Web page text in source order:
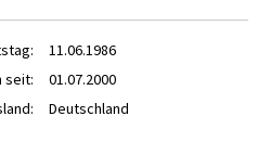
11.06.1986
seit:
01.07.2000
Deutschland